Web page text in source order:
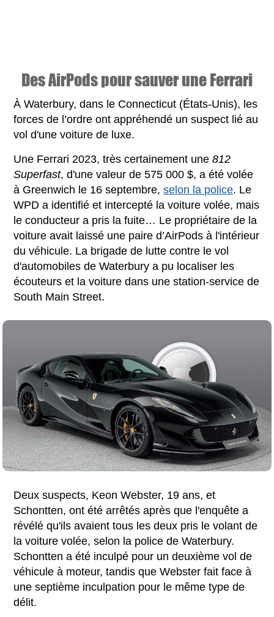
Des AirPods pour sauver une Ferrari
À Waterbury, dans le Connecticut (États-Unis), les
forces de l’ordre ont appréhendé un suspect lié au
vol d'une voiture de luxe.
Une Ferrari 2023, très certainement une812
Superfast, d'une valeur de 575 000 $, a été volée
à Greenwich le 16 septembre,selon la police. Le
WPD a identifié et intercepté la voiture volée, mais
le conducteur a pris la fuite… Le propriétaire de la
voiture avait laissé une paire d’AirPods à l'intérieur
du véhicule. La brigade de lutte contre le vol
d'automobiles de Waterbury a pu localiser les
écouteurs et la voiture dans une station-service de
South Main Street.
Deux suspects, Keon Webster, 19 ans, et
Schontten, ont été arrêtés après que l'enquête a
révélé qu'ils avaient tous les deux pris le volant de
la voiture volée, selon la police de Waterbury.
Schontten a été inculpé pour un deuxième vol de
véhicule à moteur, tandis que Webster fait face à
une septième inculpation pour le même type de
délit.